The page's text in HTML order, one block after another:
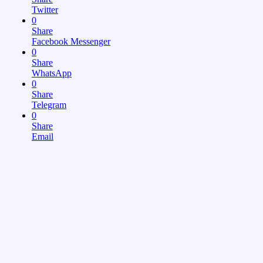
Twitter
0
Share
Facebook Messenger
0
Share
WhatsApp
0
Share
Telegram
0
Share
Email